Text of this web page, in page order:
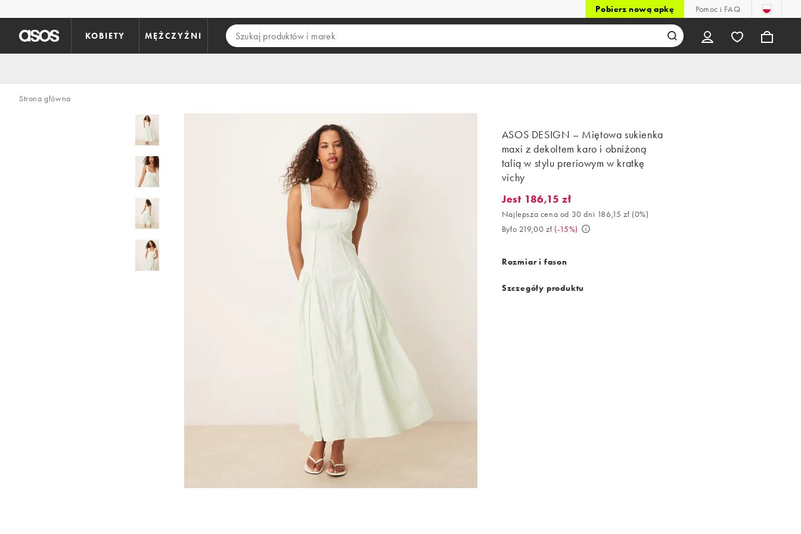
Pobierz nową apkę Pomoc i FAQ
KOBIETY MĘŻCZYŹNI
Strona główna
ASOS DESIGN – Miętowa sukienka
maxi z dekoltem karo i obniżoną
talią w stylu preriowym w kratkę
vichy
Jest 186,15 zł. Najlepsza cena od 30 dni 186,15 zł (0%). Było 219,00 zł. (-
Jest 186,15 zł
Najlepsza cena od 30 dni 186,15 zł (0%)
Było 219,00 zł (-15%)
Rozmiar i fason
Szczegóły produktu